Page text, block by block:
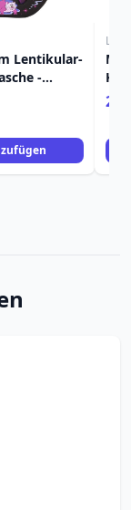
Lentikular-
-
Die
Zauberer